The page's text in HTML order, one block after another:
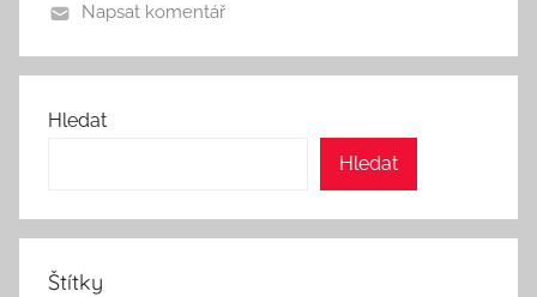
e
T
Napsat komentář
Hledat
Hledat
Štítky